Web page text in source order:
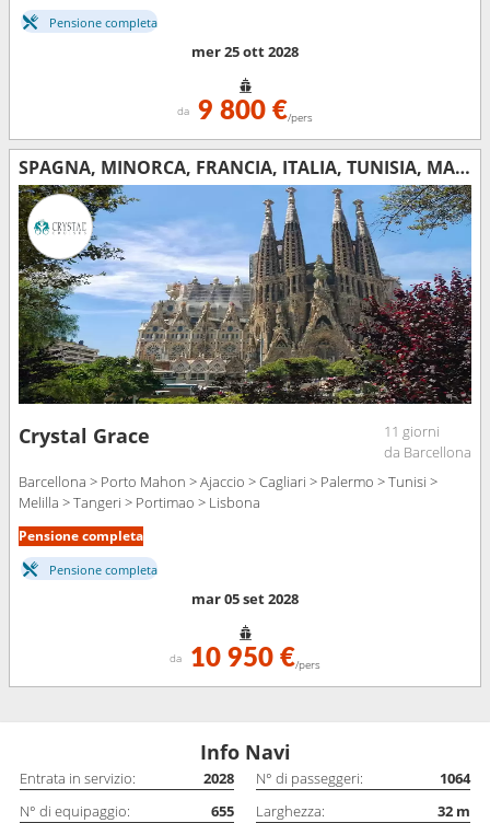
Pensione completa
mer 25 ott 2028
da 9 800 €/pers
SPAGNA, MINORCA, FRANCIA, ITALIA, TUNISIA, MAROCCO, PORTOGALLO
Crystal Grace
11 giorni
da Barcellona
Barcellona > Porto Mahon > Ajaccio > Cagliari > Palermo > Tunisi >
Melilla > Tangeri > Portimao > Lisbona
Pensione completa
Pensione completa
mar 05 set 2028
da 10 950 €/pers
Info Navi
Entrata in servizio: 2028 N° di passeggeri:
1064
N° di equipaggio:
655 Larghezza: 32 m